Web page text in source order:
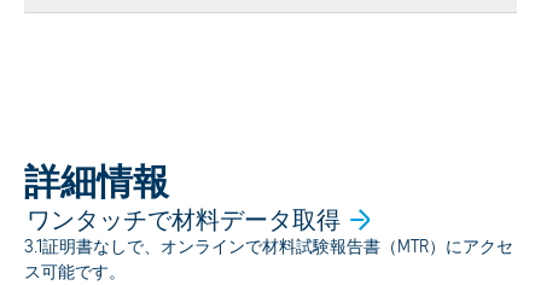
詳細情報
ワンタッチで材料データ取得
3.1証明書なしで、オンラインで材料試験報告書（MTR）にアクセ
ス可能です。